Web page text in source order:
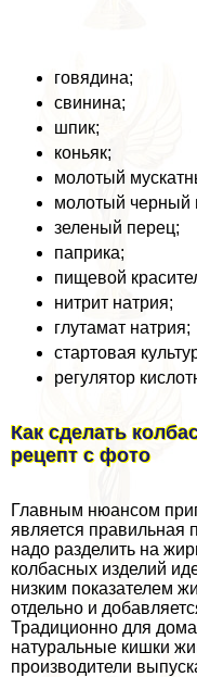
говядина;
свинина;
шпик;
коньяк;
молотый
молотый черный
зеленый перец;
паприка;
пищевой
нитрит натрия;
глутамат натрия;
стартовая
регулятор
Как сделать
рецепт с фото
Главным нюансом
является правильная
надо разделить на
колбасных изделий
низким показателем
отдельно и
Традиционно для
натуральные кишки
производители